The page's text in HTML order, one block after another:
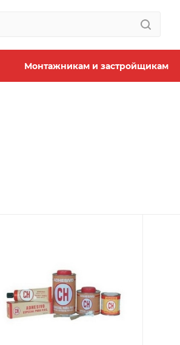
Монтажникам и застройщикам